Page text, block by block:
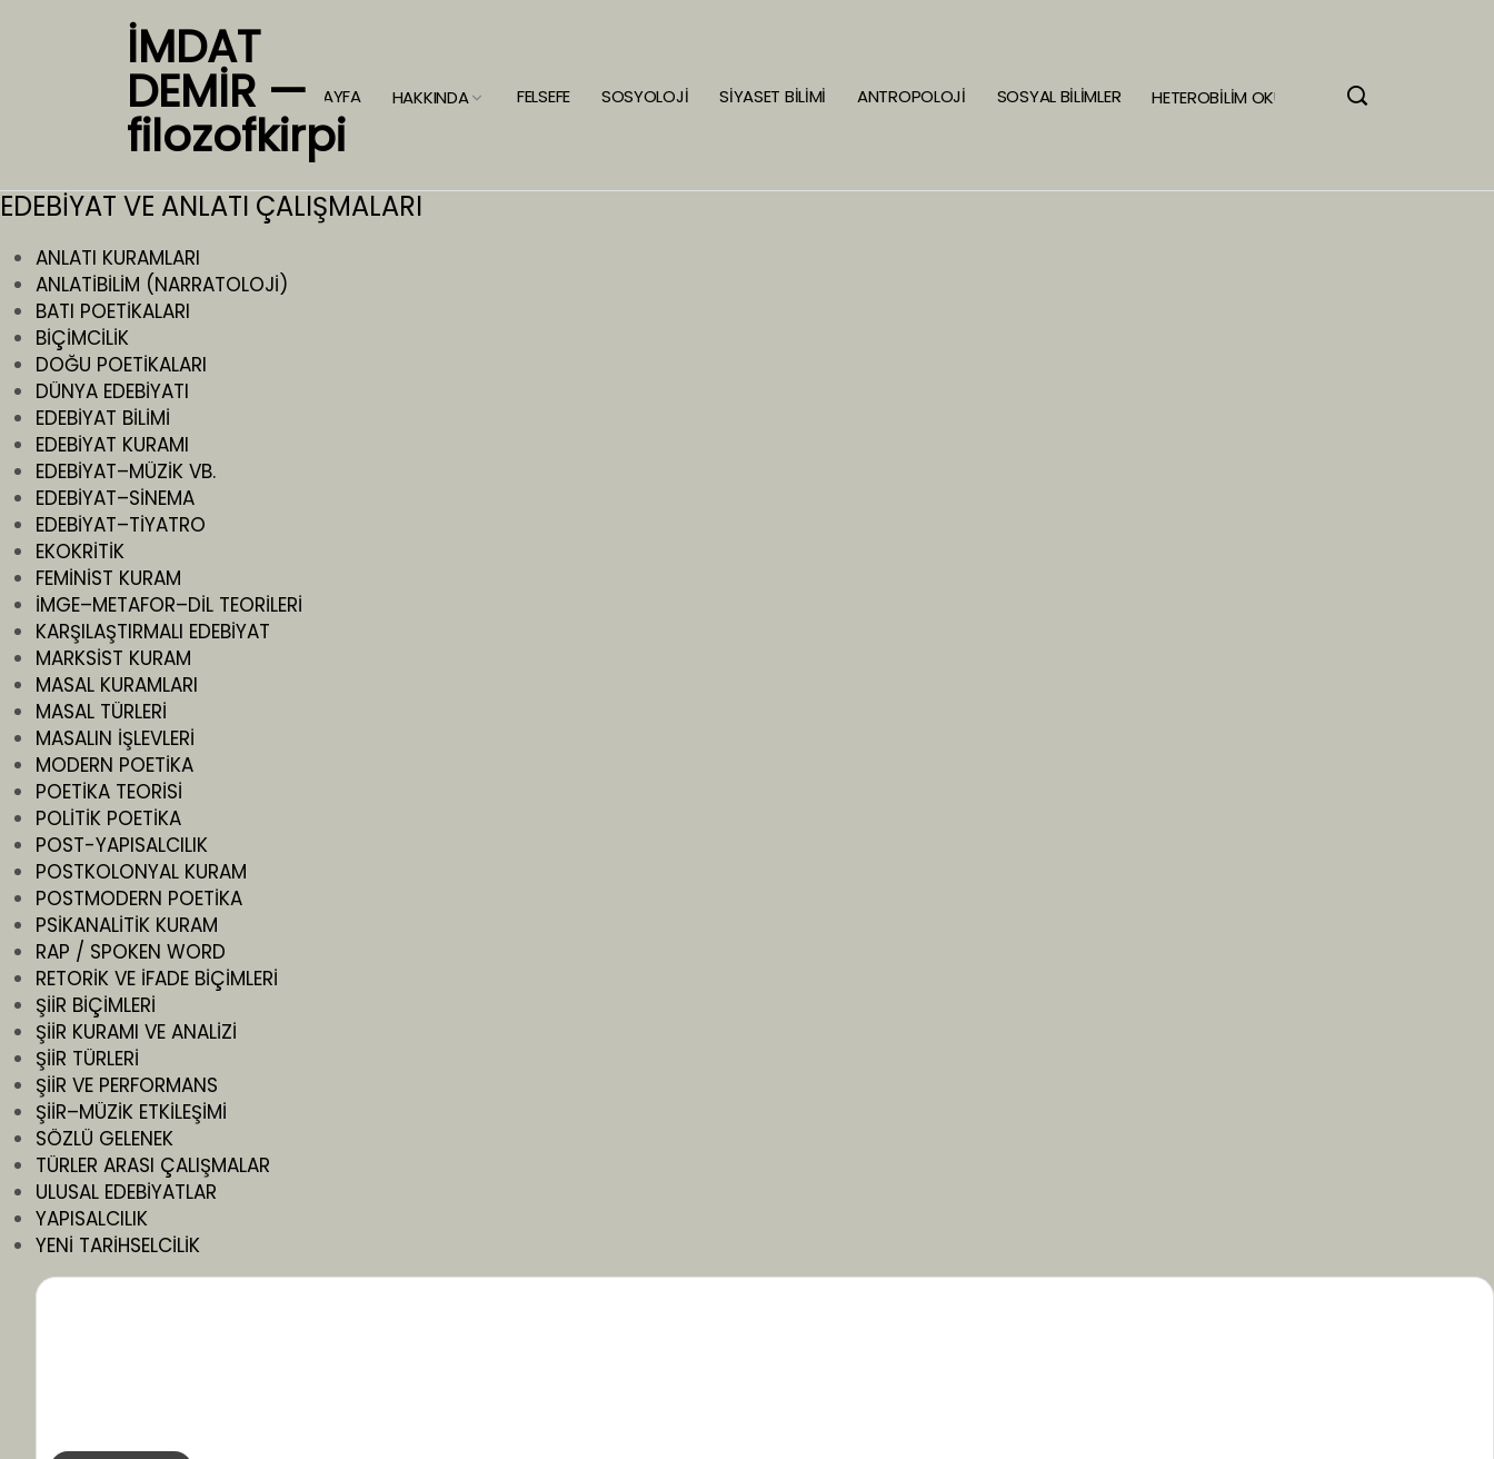
İMDAT
DEMİR —
filozofkirpi
ANASAYFA HAKKINDA FELSEFE SOSYOLOJİ SİYASET BİLİMİ ANTROPOLOJİ SOSYAL BİLİMLER HETEROBİLİM OKULU
EDEBİYAT VE ANLATI ÇALIŞMALARI
ANLATI KURAMLARI
ANLATİBİLİM (NARRATOLOJİ)
BATI POETİKALARI
BİÇİMCİLİK
DOĞU POETİKALARI
DÜNYA EDEBİYATI
EDEBİYAT BİLİMİ
EDEBİYAT KURAMI
EDEBİYAT–MÜZİK VB.
EDEBİYAT–SİNEMA
EDEBİYAT–TİYATRO
EKOKRİTİK
FEMİNİST KURAM
İMGE–METAFOR–DİL TEORİLERİ
KARŞILAŞTIRMALI EDEBİYAT
MARKSİST KURAM
MASAL KURAMLARI
MASAL TÜRLERİ
MASALIN İŞLEVLERİ
MODERN POETİKA
POETİKA TEORİSİ
POLİTİK POETİKA
POST-YAPISALCILIK
POSTKOLONYAL KURAM
POSTMODERN POETİKA
PSİKANALİTİK KURAM
RAP / SPOKEN WORD
RETORİK VE İFADE BİÇİMLERİ
ŞİİR BİÇİMLERİ
ŞİİR KURAMI VE ANALİZİ
ŞİİR TÜRLERİ
ŞİİR VE PERFORMANS
ŞİİR–MÜZİK ETKİLEŞİMİ
SÖZLÜ GELENEK
TÜRLER ARASI ÇALIŞMALAR
ULUSAL EDEBİYATLAR
YAPISALCILIK
YENİ TARİHSELCİLİK